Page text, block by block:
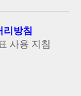
리방침
사용 지침